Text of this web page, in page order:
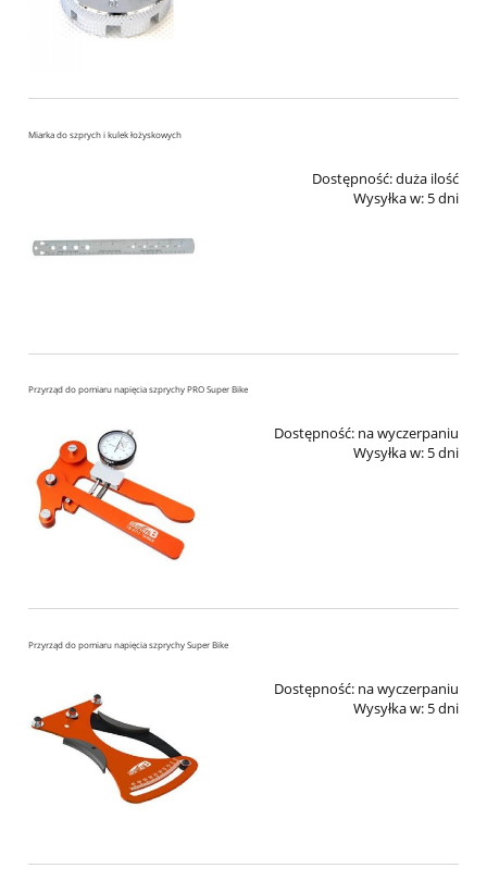
Miarka do szprych i kulek łożyskowych
Dostępność:duża ilość
Wysyłka w: 5 dni
Przyrząd do pomiaru napięcia szprychy PRO Super Bike
Dostępność: na wyczerpaniu
Wysyłka w: 5 dni
Przyrząd do pomiaru napięcia szprychy Super Bike
Dostępność: na wyczerpaniu
Wysyłka w: 5 dni